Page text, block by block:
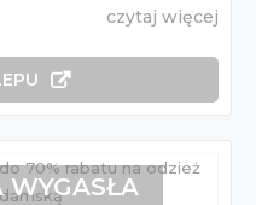
czytaj więcej
WYGASŁA